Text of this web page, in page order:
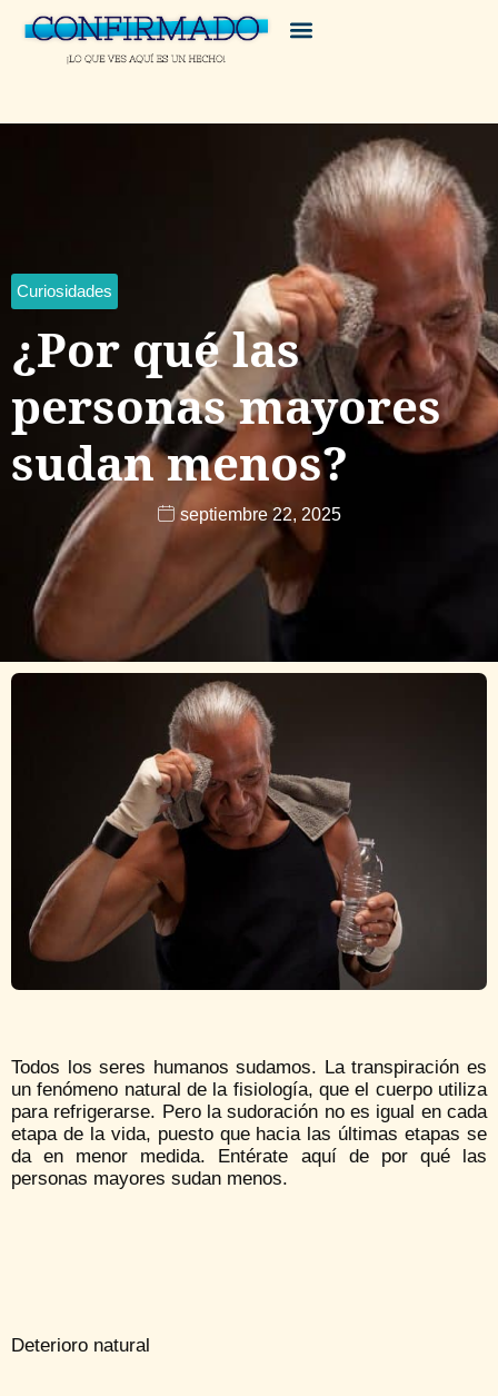
Curiosidades
¿Por qué las
personas mayores
sudan menos?
septiembre 22, 2025
Todos los seres humanos sudamos. La transpiración es
un fenómeno natural de la fisiología, que el cuerpo utiliza
para refrigerarse. Pero la sudoración no es igual en cada
etapa de la vida, puesto que hacia las últimas etapas se
da en menor medida. Entérate aquí de por qué las
personas mayores sudan menos.
Deterioro natural